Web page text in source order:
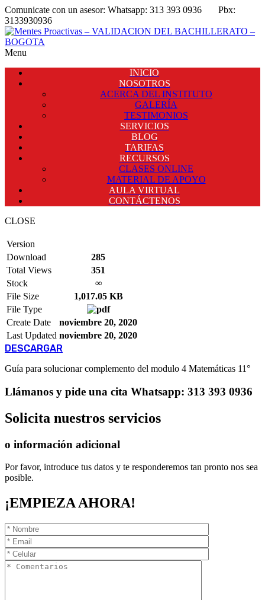
Comunicate con un asesor: Whatsapp: 313 393 0936 Pbx:
3133930936
Menu
INICIO
NOSOTROS
ACERCA DEL INSTITUTO
GALERÍA
TESTIMONIOS
SERVICIOS
BLOG
TARIFAS
RECURSOS
CLASES ONLINE
MATERIAL DE APOYO
AULA VIRTUAL
CONTÁCTENOS
CLOSE
Version
Download
285
Total Views
351
Stock
∞
File Size
1,017.05 KB
File Type
Create Date
noviembre 20, 2020
Last Updated noviembre 20, 2020
DESCARGAR
Guía para solucionar complemento del modulo 4 Matemáticas 11°
Llámanos y pide una cita Whatsapp: 313 393 0936
Solicita nuestros servicios
o información adicional
Por favor, introduce tus datos y te responderemos tan pronto nos sea
posible.
¡EMPIEZA AHORA!